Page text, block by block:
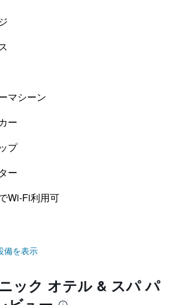
マシーン
ー
プ
ー
Wi-Fi利用可
備を表示
ック オテル & スパ パ